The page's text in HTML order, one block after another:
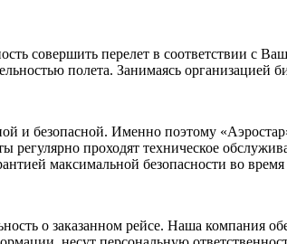
совершить перелет в соответствии с
полета. Занимаясь организацией
и безопасной. Именно поэтому
регулярно проходят техническое
максимальной безопасности во время
о заказанном рейсе. Наша компания